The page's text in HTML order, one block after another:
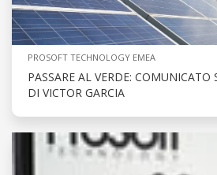
PROSOFT TECHNOLOGY EMEA
PASSARE AL VERDE:
DI VICTOR GARCIA